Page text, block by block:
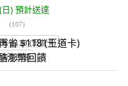
) 預計送達
(107)
$118 (王道卡)
幣回饋